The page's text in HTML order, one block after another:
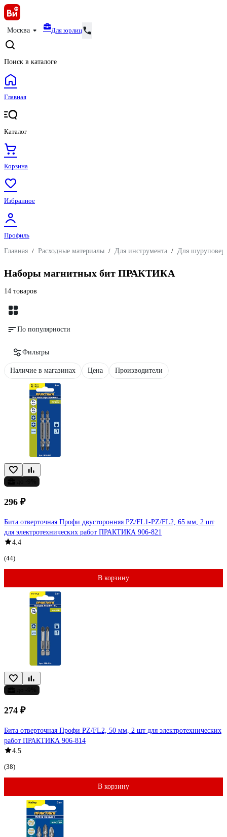
Москва Для юрлиц
Поиск в каталоге
Главная
Каталог
Корзина
Избранное
Профиль
Главная / Расходные материалы / Для инструмента / Для
Наборы магнитных бит ПРАКТИКА
14 товаров
По популярности
Фильтры
Наличие в магазинах Цена Производители
296 ₽
Бита отверточная Профи двусторонняя PZ/FL1-PZ/FL2, 65 мм, 2 шт
для электротехнических работ ПРАКТИКА 906-821
4.4
(44)
В корзину
274 ₽
Бита отверточная Профи PZ/FL2, 50 мм, 2 шт для электротехнических
работ ПРАКТИКА 906-814
4.5
(38)
В корзину